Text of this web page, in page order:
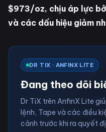
$973/oz, chịu áp lực
và các dấu hiệu giảm
DR TIX · ANFINX LITE
Đang theo dõi
Dr TiX trên AnfinX Lite
lệnh, Tape và các điều
cảnh trước khi ra quyết